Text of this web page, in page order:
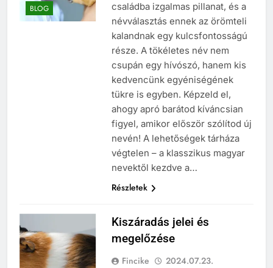
BLOG
családba izgalmas pillanat, és a
névválasztás ennek az örömteli
kalandnak egy kulcsfontosságú
része. A tökéletes név nem
csupán egy hívószó, hanem kis
kedvencünk egyéniségének
tükre is egyben. Képzeld el,
ahogy apró barátod kíváncsian
figyel, amikor először szólítod új
nevén! A lehetőségek tárháza
végtelen – a klasszikus magyar
nevektől kezdve a…
Részletek
Kiszáradás jelei és
megelőzése
Fincike
2024.07.23.